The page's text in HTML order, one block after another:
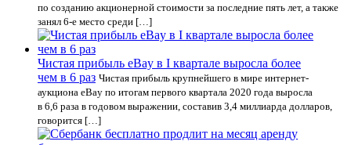
по созданию акционерной стоимости за последние пять лет, а также
занял 6-е место среди […]
Чистая прибыль eBay в I квартале выросла более
чем в 6 раз Чистая прибыль крупнейшего в мире интернет-
аукциона eBay по итогам первого квартала 2020 года выросла
в 6,6 раза в годовом выражении, составив 3,4 миллиарда долларов,
говорится […]